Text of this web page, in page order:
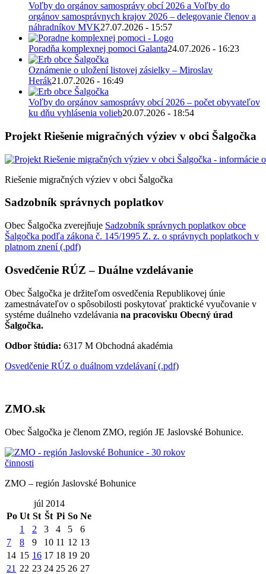
Voľby do orgánov samosprávy obcí 2026 a Voľby do
orgánov samosprávnych krajov 2026 – delegovanie členov a
náhradníkov MVK27.07.2026 - 15:57
Poradňa komplexnej pomoci Galanta24.07.2026 - 16:23
Oznámenie o uložení listovej zásielky – Miroslav
Herák21.07.2026 - 16:49
Voľby do orgánov samosprávy obcí 2026 – počet obyvateľov
ku dňu vyhlásenia volieb20.07.2026 - 18:54
Projekt Riešenie migračných výziev v obci Šalgočka
Riešenie migračných výziev v obci Šalgočka
Sadzobník správnych poplatkov
Obec Šalgočka zverejňuje Sadzobník správnych poplatkov obce
Šalgočka podľa zákona č. 145/1995 Z. z. o správnych poplatkoch v
platnom znení (.pdf)
Osvedčenie RÚZ – Duálne vzdelávanie
Obec Šalgočka je držiteľom osvedčenia Republikovej únie
zamestnávateľov o spôsobilosti poskytovať praktické vyučovanie v
systéme duálneho vzdelávania na pracovisku Obecný úrad
Šalgočka.
Odbor štúdia: 6317 M Obchodná akadémia
Osvedčenie RÚZ o duálnom vzdelávaní (.pdf)
ZMO.sk
Obec Šalgočka je členom ZMO, región JE Jaslovské Bohunice.
ZMO – región Jaslovské Bohunice
júl 2014
Po Ut St Št Pi So Ne
1
2 3 4 5
6
7
8 9 10 11 12 13
14 15 16 17 18 19 20
21 22 23 24 25 26 27